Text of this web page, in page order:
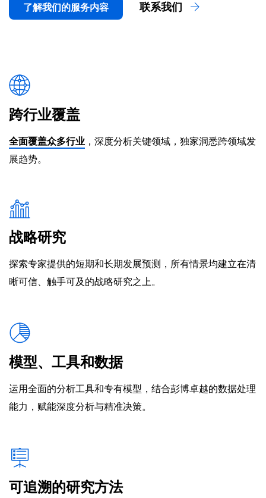
了解我们的服务内容 联系我们
跨行业覆盖
全面覆盖众多行业 ，深度分析关键领域，独家洞悉跨领域发
展趋势。
战略研究
探索专家提供的短期和长期发展预测，所有情景均建立在清
晰可信、触手可及的战略研究之上。
模型、工具和数据
运用全面的分析工具和专有模型，结合彭博卓越的数据处理
能力，赋能深度分析与精准决策。
可追溯的研究方法